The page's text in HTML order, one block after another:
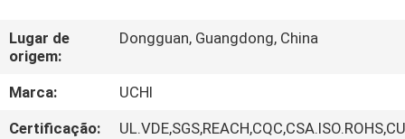
MOSTRA
DE
VR
Lugar de
origem:
Dongguan, Guangdong, China
Marca:
UCHI
Certificação: